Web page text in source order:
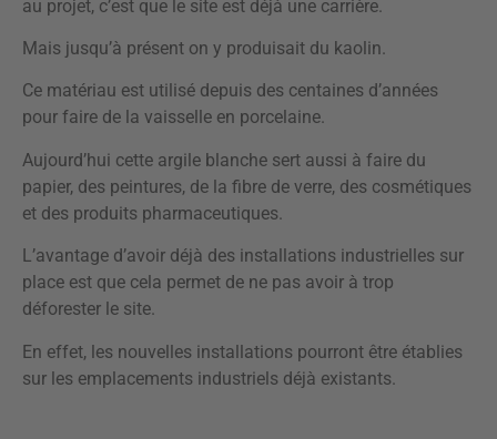
au projet, c’est que le site est déjà une carrière.
Mais jusqu’à présent on y produisait du kaolin.
Ce matériau est utilisé depuis des centaines d’années
pour faire de la vaisselle en porcelaine.
Aujourd’hui cette argile blanche sert aussi à faire du
papier, des peintures, de la fibre de verre, des cosmétiques
et des produits pharmaceutiques.
L’avantage d’avoir déjà des installations industrielles sur
place est que cela permet de ne pas avoir à trop
déforester le site.
En effet, les nouvelles installations pourront être établies
sur les emplacements industriels déjà existants.